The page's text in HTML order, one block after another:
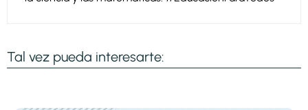
Tal vez pueda interesarte: